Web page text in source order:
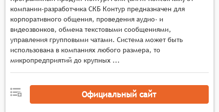
данными между участниками,
Мультимодальное взаимодействие с
возможностью одновременного обмена
различными типами контента: изображениями,
видео, документами и мультимедийными
совместной работы над документами,
виртуальными досками и проектами с
компании-разработчика СКБ Контур предназначен для
корпоративного общения, проведения аудио- и
видеозвонков, обмена текстовыми сообщениями,
управления групповыми чатами. Система может быть
использована в компаниях любого размера, то
микропредприятий до крупных ...
Официальный сайт